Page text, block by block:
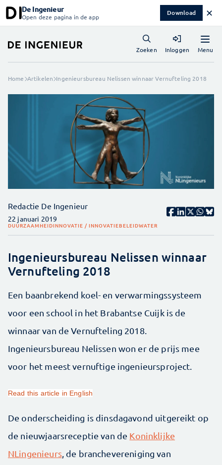
De Ingenieur
Open deze pagina in de app Download ✕
Menu
Zoeken Inloggen
Home Artikelen Ingenieursbureau Nelissen winnaar Vernufteling 2018
Redactie De Ingenieur
22 januari 2019
DUURZAAMHEIDINNOVATIE / INNOVATIEBELEIDWATER
Ingenieursbureau Nelissen winnaar
Vernufteling 2018
Een baanbrekend koel- en verwarmingssysteem
voor een school in het Brabantse Cuijk is de
winnaar van de Vernufteling 2018.
Ingenieursbureau Nelissen won er de prijs mee
voor het meest vernuftige ingenieursproject.
Read this article in English
De onderscheiding is dinsdagavond uitgereikt op
de nieuwjaarsreceptie van de Koninklijke
NLingenieurs, de branchevereniging van